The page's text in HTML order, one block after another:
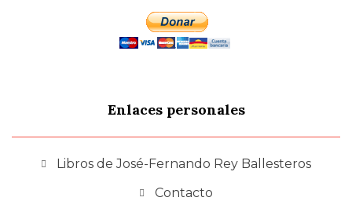
Enlaces personales
Libros de José-Fernando Rey Ballesteros
Contacto